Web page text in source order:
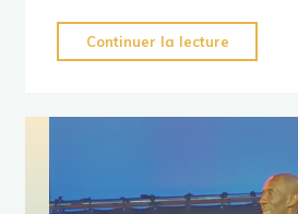
Continuer la lecture
Luc
envoie
message
clair